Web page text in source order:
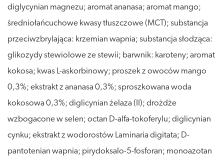
diglycynian magnezu; aromat ananasa; aromat mango;
średniołańcuchowe kwasy tłuszczowe (MCT); substancja
przeciwzbrylająca: krzemian wapnia; substancja słodząca:
glikozydy stewiolowe ze stewii; barwnik: karoteny; aromat
kokosa; kwas L-askorbinowy; proszek z owoców mango
0,3%; ekstrakt z ananasa 0,3%; sproszkowana woda
kokosowa 0,3%; diglicynian żelaza (II); drożdże
wzbogacone w selen; octan D-alfa-tokoferylu; diglicynian
cynku; ekstrakt z wodorostów Laminaria digitata; D-
pantotenian wapnia; pirydoksalo-5-fosforan; monoazotan